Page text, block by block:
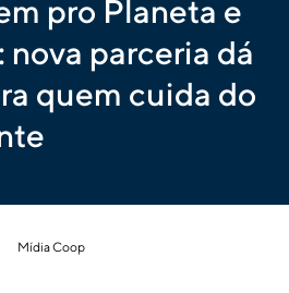
pro Planeta e
parceria dá
quem cuida do
Mídia Coop